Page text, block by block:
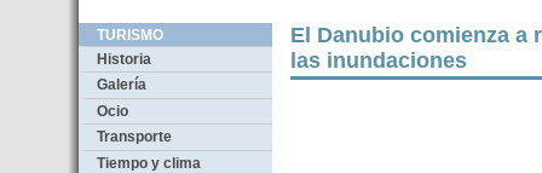
TURISMO
Historia
Galería
Ocio
Transporte
Tiempo y clima
El Danubio comienza a
las inundaciones